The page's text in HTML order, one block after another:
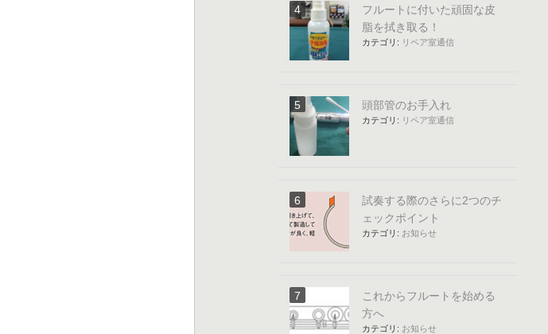
フルートに付いた頑固な皮
脂を拭き取る！
カテゴリ: リペア室通信
頭部管のお手入れ
カテゴリ: リペア室通信
試奏する際のさらに2つのチ
ェックポイント
カテゴリ: お知らせ
これからフルートを始める
方へ
カテゴリ: お知らせ